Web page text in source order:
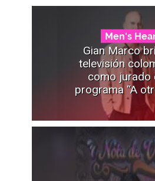
Men's
Gian Marco
televisión
como jurado
programa “A